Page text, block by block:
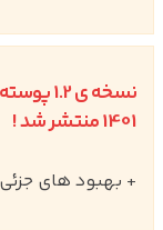
1401 منتشر شد !
+ بهبود های جزئی